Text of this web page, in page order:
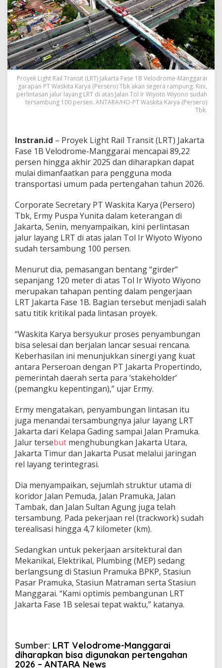
a
r
a
i
D
i
h
a
r
a
p
k
i
s
a
D
i
g
n
a
k
a
n
P
e
t
e
n
g
a
h
n
2
0
2
6
Proyek Light Rail Transit (LRT) Jakarta Fase 1B Velodrome-Manggarai
garapan PT Waskita Karya (Persero) Tbk akan segera rampung. Kini,
perlintasan jalur layang LRT di atas Jalan Tol Ir Wiyoto Wiyono sudah
tersambung 100 persen. ANTARA/HO-PT Waskita Karya (Persero)
Tbk.
Instran.id – Proyek Light Rail Transit (LRT) Jakarta
Fase 1B Velodrome-Manggarai mencapai 89,22
persen hingga akhir 2025 dan diharapkan dapat
mulai dimanfaatkan para pengguna moda
transportasi umum pada pertengahan tahun 2026.
Corporate Secretary PT Waskita Karya (Persero)
Tbk, Ermy Puspa Yunita dalam keterangan di
Jakarta, Senin, menyampaikan, kini perlintasan
jalur layang LRT di atas jalan Tol Ir Wiyoto Wiyono
sudah tersambung 100 persen.
Menurut dia, pemasangan bentang “girder”
sepanjang 120 meter di atas Tol Ir Wiyoto Wiyono
merupakan tahapan penting dalam pengerjaan
LRT Jakarta Fase 1B. Bagian tersebut menjadi salah
satu titik kritikal pada lintasan proyek.
“Waskita Karya bersyukur proses penyambungan
bisa selesai dan berjalan lancar sesuai rencana.
Keberhasilan ini menunjukkan sinergi yang kuat
antara Perseroan dengan PT Jakarta Propertindo,
pemerintah daerah serta para ‘stakeholder’
(pemangku kepentingan),” ujar Ermy.
Ermy mengatakan, penyambungan lintasan itu
juga menandai tersambungnya jalur layang LRT
Jakarta dari Kelapa Gading sampai Jalan Pramuka.
Jalur tersebut menghubungkan Jakarta Utara,
Jakarta Timur dan Jakarta Pusat melalui jaringan
rel layang terintegrasi.
Dia menyampaikan, sejumlah struktur utama di
koridor Jalan Pemuda, Jalan Pramuka, Jalan
Tambak, dan Jalan Sultan Agung juga telah
tersambung. Pada pekerjaan rel (trackwork) sudah
terealisasi hingga 4,7 kilometer (km).
Sedangkan untuk pekerjaan arsitektural dan
Mekanikal, Elektrikal, Plumbing (MEP) sedang
berlangsung di Stasiun Pramuka BPKP, Stasiun
Pasar Pramuka, Stasiun Matraman serta Stasiun
Manggarai. “Kami optimis pembangunan LRT
Jakarta Fase 1B selesai tepat waktu,” katanya.
Sumber: LRT Velodrome-Manggarai
diharapkan bisa digunakan pertengahan
2026 – ANTARA News